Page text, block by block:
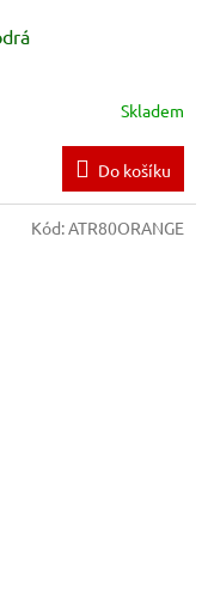
Skladem
Do košíku
Kód:ATR80ORANGE